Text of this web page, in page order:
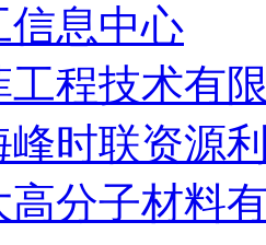
信息中心
工程技术有
峰时联资源
高分子材料